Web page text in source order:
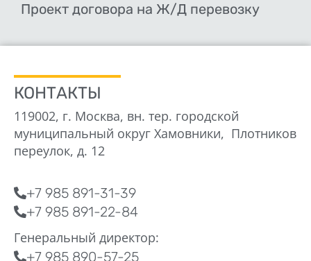
Проект договора на Ж/Д перевозку
КОНТАКТЫ
119002, г. Москва, вн. тер. городской
муниципальный округ Хамовники, Плотников
переулок, д. 12
+7 985 891-31-39
+7 985 891-22-84
Генеральный директор:
+7 985 890-57-25